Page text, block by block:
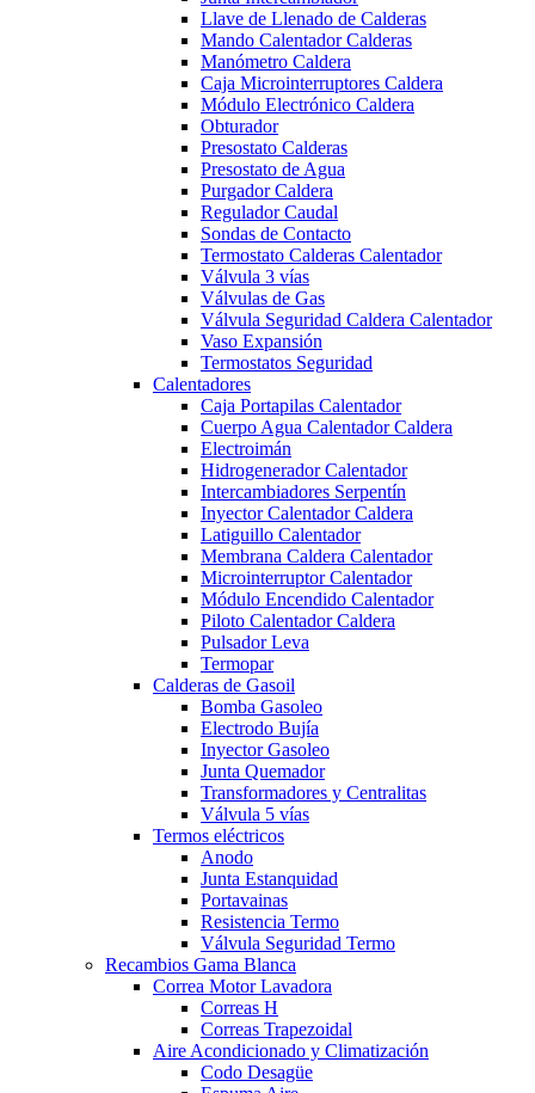
Llave de Llenado de Calderas
Mando Calentador Calderas
Manómetro Caldera
Caja Microinterruptores Caldera
Módulo Electrónico Caldera
Obturador
Presostato Calderas
Presostato de Agua
Purgador Caldera
Regulador Caudal
Sondas de Contacto
Termostato Calderas Calentador
Válvula 3 vías
Válvulas de Gas
Válvula Seguridad Caldera Calentador
Vaso Expansión
Termostatos Seguridad
Calentadores
Caja Portapilas Calentador
Cuerpo Agua Calentador Caldera
Electroimán
Hidrogenerador Calentador
Intercambiadores Serpentín
Inyector Calentador Caldera
Latiguillo Calentador
Membrana Caldera Calentador
Microinterruptor Calentador
Módulo Encendido Calentador
Piloto Calentador Caldera
Pulsador Leva
Termopar
Calderas de Gasoil
Bomba Gasoleo
Electrodo Bujía
Inyector Gasoleo
Junta Quemador
Transformadores y Centralitas
Válvula 5 vías
Termos eléctricos
Anodo
Junta Estanquidad
Portavainas
Resistencia Termo
Válvula Seguridad Termo
Recambios Gama Blanca
Correa Motor Lavadora
Correas H
Correas Trapezoidal
Aire Acondicionado y Climatización
Codo Desagüe